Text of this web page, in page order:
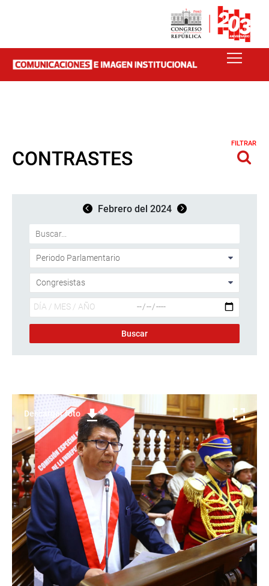
CONTRASTES
FILTRAR
Febrero del 2024
Descargar foto